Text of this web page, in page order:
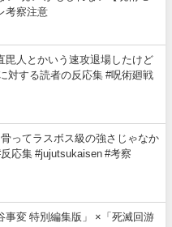
考察注意
毘人とかいう速攻退場したけど
する読者の反応集 #呪術廻戦
骨ってラスボス級の強さじゃなか
応集 #jujutsukaisen #考察
事変 特別編集版」 ×「死滅回游